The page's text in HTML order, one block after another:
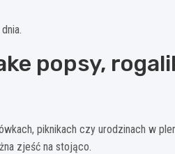
popsy,
piknikach czy urodzinach w
zjeść na stojąco.